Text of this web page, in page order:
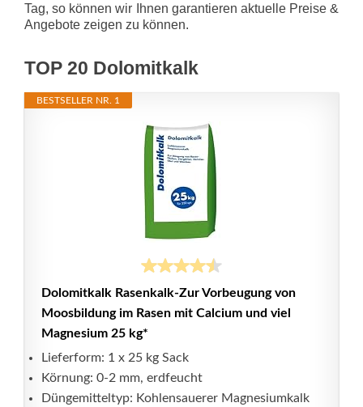
Tag, so können wir Ihnen garantieren aktuelle Preise &
Angebote zeigen zu können.
TOP 20 Dolomitkalk
BESTSELLER NR. 1
Dolomitkalk Rasenkalk-Zur Vorbeugung von
Moosbildung im Rasen mit Calcium und viel
Magnesium 25 kg*
Lieferform: 1 x 25 kg Sack
Körnung: 0-2 mm, erdfeucht
Düngemitteltyp: Kohlensauerer Magnesiumkalk